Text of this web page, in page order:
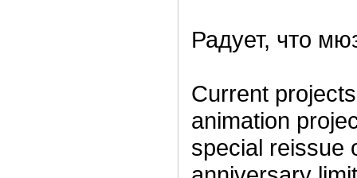
Радует, что
Current
animation
special reissue